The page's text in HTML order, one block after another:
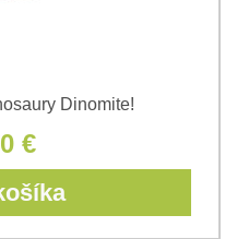
Dinomite!
€